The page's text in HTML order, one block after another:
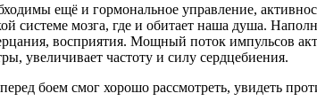
ещё и гормональное управление,
системе мозга, где и обитает наша душа.
восприятия. Мощный поток импульсов
увеличивает частоту и силу сердцебиения.
боем смог хорошо рассмотреть, увидеть